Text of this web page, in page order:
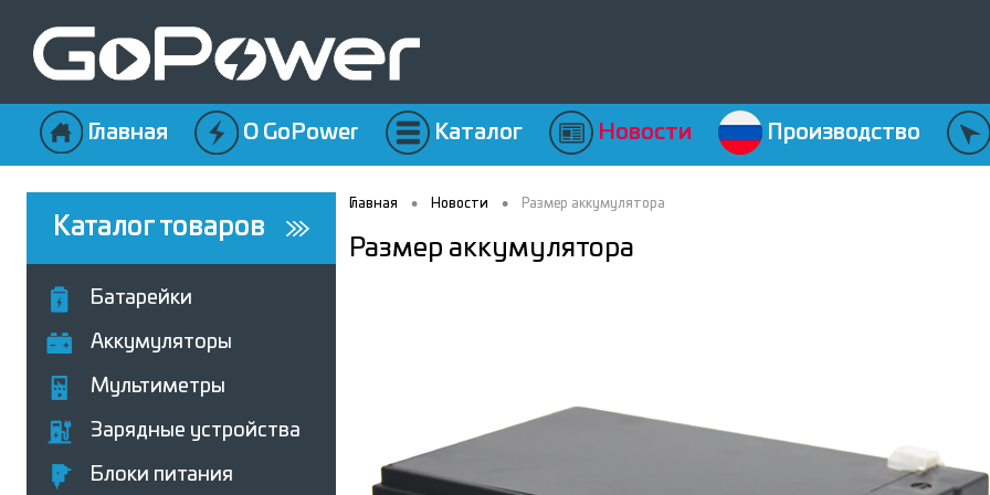
Главная О GoPower Каталог Новости Производство
Каталог товаров
Батарейки
Аккумуляторы
Мультиметры
Зарядные устройства
Блоки питания
Главная • Новости • Размер аккумулятора
Размер аккумулятора